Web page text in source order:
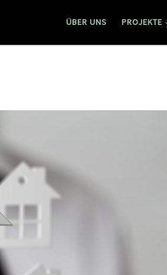
ÜBER UNS PROJEKTE